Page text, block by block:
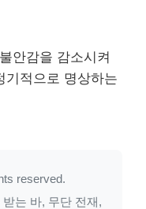
안감을 감소시켜
기적으로 명상하는
reserved.
는 바, 무단 전재,